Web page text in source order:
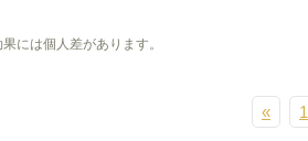
には個人差があります。
« 1